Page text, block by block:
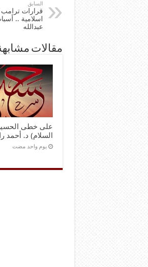
السابق
اسلامية ..
عبدالله
مقالات
على خطى
السلام) د. أحمد
‏يوم واحد مضت